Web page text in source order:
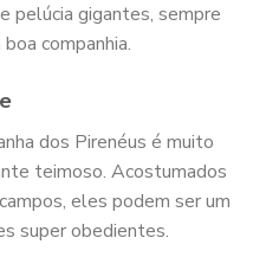
pelúcia gigantes, sempre
companhia.
dos Pirenéus é muito
teimoso. Acostumados
eles podem ser um
super obedientes.